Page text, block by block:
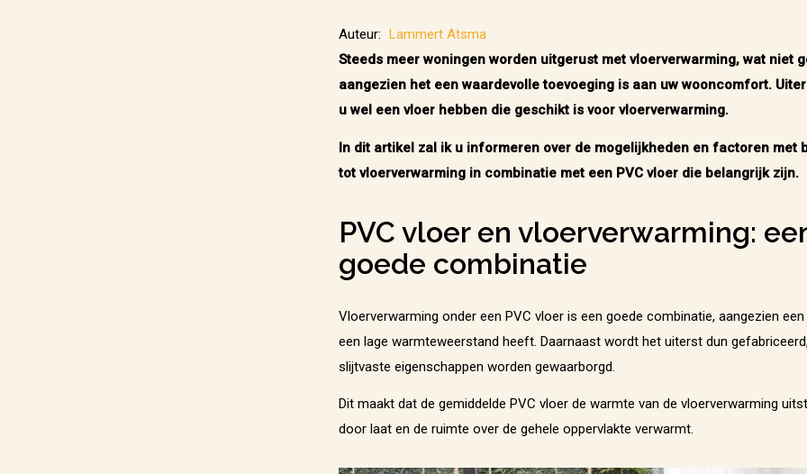
Auteur:
Lammert Atsma
Steeds meer woningen worden uitgerust met vloerverwarming, wat niet
aangezien het een waardevolle toevoeging is aan uw wooncomfort.
u wel een vloer hebben die geschikt is voor vloerverwarming.
In dit artikel zal ik u informeren over de mogelijkheden en factoren met
tot vloerverwarming in combinatie met een PVC vloer die belangrijk zijn.
PVC vloer en vloerverwarming:
goede combinatie
Vloerverwarming onder een PVC vloer is een goede combinatie, aangezien
een lage warmteweerstand heeft. Daarnaast wordt het uiterst dun
slijtvaste eigenschappen worden gewaarborgd.
Dit maakt dat de gemiddelde PVC vloer de warmte van de vloerverwarming
door laat en de ruimte over de gehele oppervlakte verwarmt.